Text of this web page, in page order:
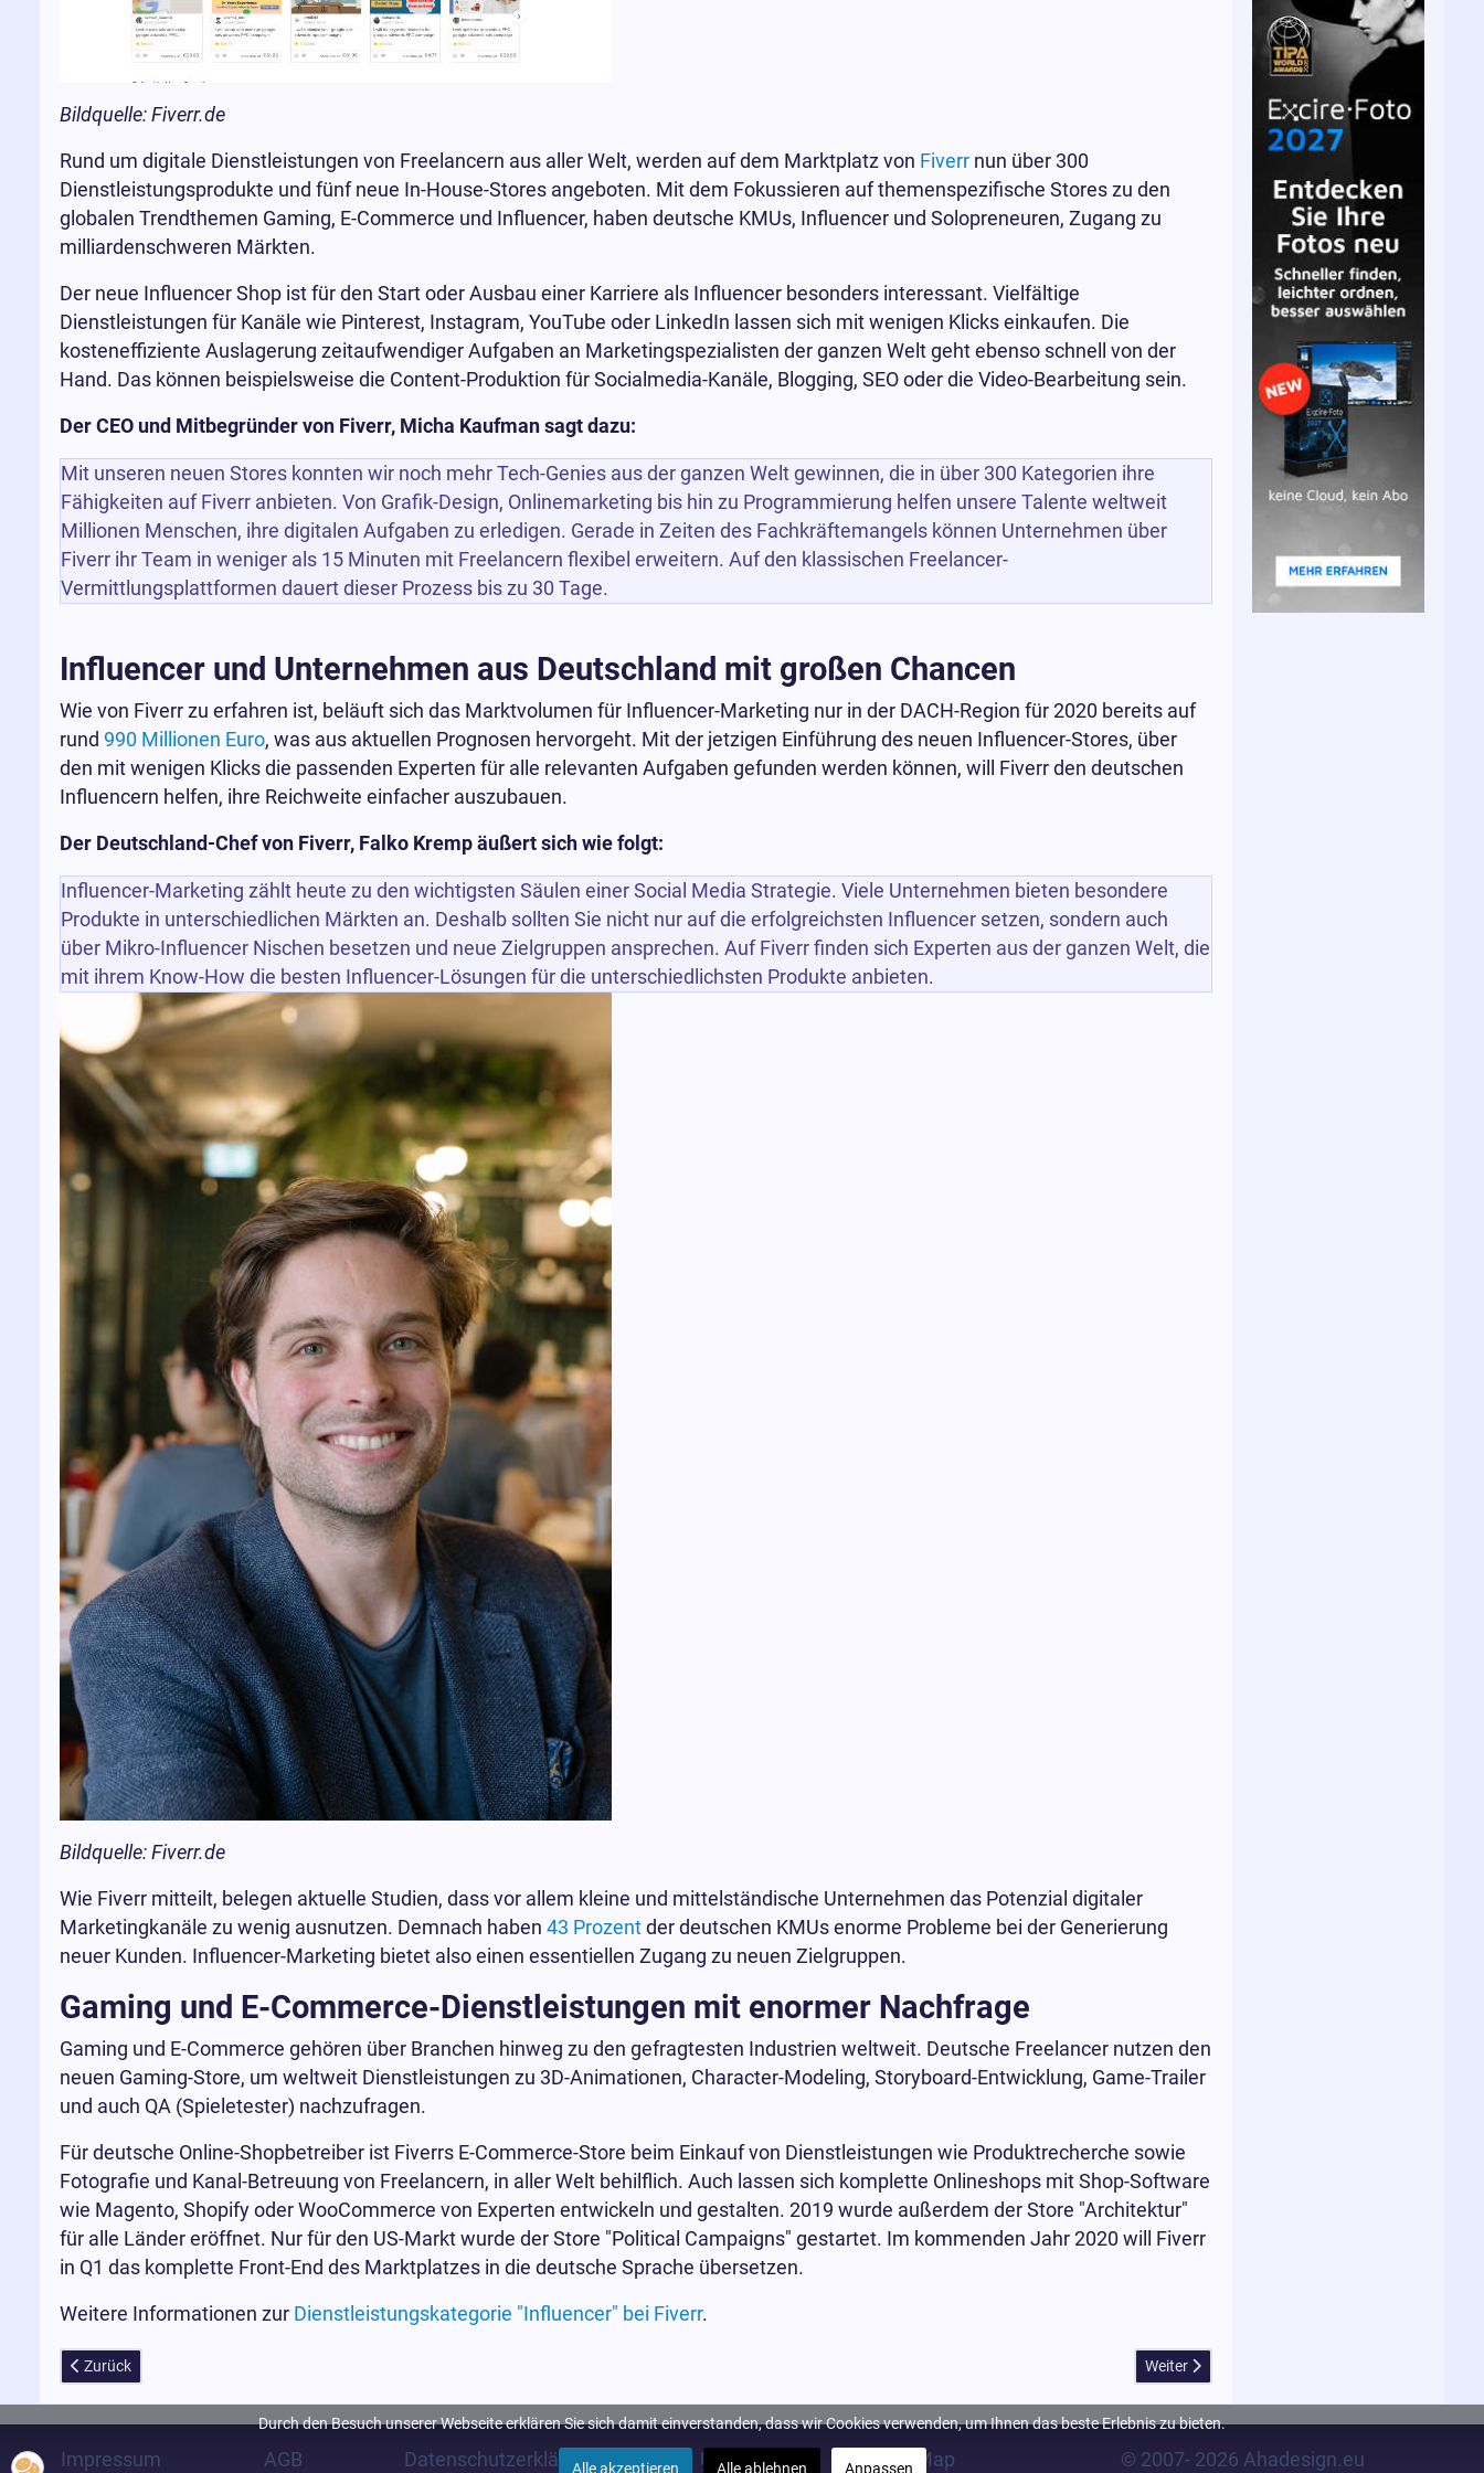
Bildquelle: Fiverr.de
Rund um digitale Dienstleistungen von Freelancern aus aller Welt, werden auf dem Marktplatz von Fiverrnun über 300
Dienstleistungsprodukte und fünf neue In-House-Stores angeboten. Mit dem Fokussieren auf themenspezifische Stores zu den
globalen Trendthemen Gaming, E-Commerce und Influencer, haben deutsche KMUs, Influencer und Solopreneuren, Zugang zu
milliardenschweren Märkten.
Der neue Influencer Shop ist für den Start oder Ausbau einer Karriere als Influencer besonders interessant. Vielfältige
Dienstleistungen für Kanäle wie Pinterest, Instagram, YouTube oder LinkedIn lassen sich mit wenigen Klicks einkaufen. Die
kosteneffiziente Auslagerung zeitaufwendiger Aufgaben an Marketingspezialisten der ganzen Welt geht ebenso schnell von der
Hand. Das können beispielsweise die Content-Produktion für Socialmedia-Kanäle, Blogging, SEO oder die Video-Bearbeitung sein.
Der CEO und Mitbegründer von Fiverr, Micha Kaufman sagt dazu:
Mit unseren neuen Stores konnten wir noch mehr Tech-Genies aus der ganzen Welt gewinnen, die in über 300 Kategorien ihre
Fähigkeiten auf Fiverr anbieten. Von Grafik-Design, Onlinemarketing bis hin zu Programmierung helfen unsere Talente weltweit
Millionen Menschen, ihre digitalen Aufgaben zu erledigen. Gerade in Zeiten des Fachkräftemangels können Unternehmen über
Fiverr ihr Team in weniger als 15 Minuten mit Freelancern flexibel erweitern. Auf den klassischen Freelancer-
Vermittlungsplattformen dauert dieser Prozess bis zu 30 Tage.
Influencer und Unternehmen aus Deutschland mit großen Chancen
Wie von Fiverr zu erfahren ist, beläuft sich das Marktvolumen für Influencer-Marketing nur in der DACH-Region für 2020 bereits auf
rund 990 Millionen Euro, was aus aktuellen Prognosen hervorgeht. Mit der jetzigen Einführung des neuen Influencer-Stores, über
den mit wenigen Klicks die passenden Experten für alle relevanten Aufgaben gefunden werden können, will Fiverr den deutschen
Influencern helfen, ihre Reichweite einfacher auszubauen.
Der Deutschland-Chef von Fiverr, Falko Kremp äußert sich wie folgt:
Influencer-Marketing zählt heute zu den wichtigsten Säulen einer Social Media Strategie. Viele Unternehmen bieten besondere
Produkte in unterschiedlichen Märkten an. Deshalb sollten Sie nicht nur auf die erfolgreichsten Influencer setzen, sondern auch
über Mikro-Influencer Nischen besetzen und neue Zielgruppen ansprechen. Auf Fiverr finden sich Experten aus der ganzen Welt, die
mit ihrem Know-How die besten Influencer-Lösungen für die unterschiedlichsten Produkte anbieten.
Bildquelle: Fiverr.de
Wie Fiverr mitteilt, belegen aktuelle Studien, dass vor allem kleine und mittelständische Unternehmen das Potenzial digitaler
Marketingkanäle zu wenig ausnutzen. Demnach haben 43 Prozentder deutschen KMUs enorme Probleme bei der Generierung
neuer Kunden. Influencer-Marketing bietet also einen essentiellen Zugang zu neuen Zielgruppen.
Gaming und E-Commerce-Dienstleistungen mit enormer Nachfrage
Gaming und E-Commerce gehören über Branchen hinweg zu den gefragtesten Industrien weltweit. Deutsche Freelancer nutzen den
neuen Gaming-Store, um weltweit Dienstleistungen zu 3D-Animationen, Character-Modeling, Storyboard-Entwicklung, Game-Trailer
und auch QA (Spieletester) nachzufragen.
Für deutsche Online-Shopbetreiber ist Fiverrs E-Commerce-Store beim Einkauf von Dienstleistungen wie Produktrecherche sowie
Fotografie und Kanal-Betreuung von Freelancern, in aller Welt behilflich. Auch lassen sich komplette Onlineshops mit Shop-Software
wie Magento, Shopify oder WooCommerce von Experten entwickeln und gestalten. 2019 wurde außerdem der Store "Architektur"
für alle Länder eröffnet. Nur für den US-Markt wurde der Store "Political Campaigns" gestartet. Im kommenden Jahr 2020 will Fiverr
in Q1 das komplette Front-End des Marktplatzes in die deutsche Sprache übersetzen.
Weitere Informationen zur Dienstleistungskategorie "Influencer" bei Fiverr.
Vorheriger Beitrag: WINXDVD Adventskalender 2019 mit 24 x Software + WinX HD Video Converter Deluxe gratis!
Zurück Nächster Beitrag: Abelssoft EverDoc und
Weiter
Impressum AGB Datenschutzerklärung Über uns SiteMap © 2007- 2026 Ahadesign.eu
Durch den Besuch unserer Webseite erklären Sie sich damit einverstanden, dass wir Cookies verwenden, um Ihnen das beste Erlebnis zu bieten.
Alle akzeptieren Alle ablehnen Anpassen